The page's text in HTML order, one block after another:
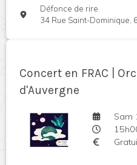
Défonce de rire
34 Rue Saint-Dominique,
Concert en FRAC |
d'Auvergne
Sam